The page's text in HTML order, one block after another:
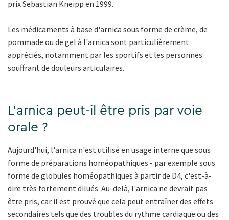
prix Sebastian Kneipp en 1999.
Les médicaments à base d'arnica sous forme de crème, de
pommade ou de gel à l'arnica sont particulièrement
appréciés, notamment par les sportifs et les personnes
souffrant de douleurs articulaires.
L'arnica peut-il être pris par voie
orale ?
Aujourd'hui, l'arnica n'est utilisé en usage interne que sous
forme de préparations homéopathiques - par exemple sous
forme de globules homéopathiques à partir de D4, c'est-à-
dire très fortement dilués. Au-delà, l'arnica ne devrait pas
être pris, car il est prouvé que cela peut entraîner des effets
secondaires tels que des troubles du rythme cardiaque ou des